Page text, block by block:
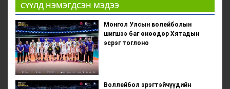
СҮҮЛД НЭМЭГДСЭН МЭДЭЭ
Монгол Улсын волейболын
шигшээ баг өнөөдөр Хятадын
эсрэг тоглоно
Воллейбол эрэгтэйчүүдийн